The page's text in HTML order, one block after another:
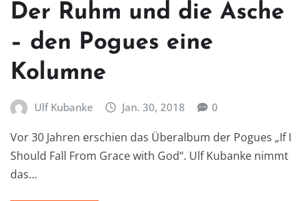
Der Ruhm und die Asche
– den Pogues eine
Kolumne
Ulf Kubanke Jan. 30, 2018 0
Vor 30 Jahren erschien das Überalbum der Pogues „If I
Should Fall From Grace with God“. Ulf Kubanke nimmt
das…